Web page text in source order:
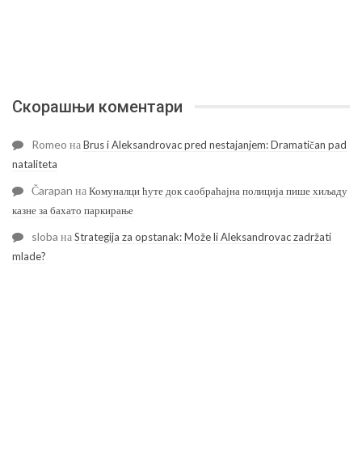
Скорашњи коментари
Romeo наBrus i Aleksandrovac pred nestajanjem: Dramatičan pad
nataliteta
Čarapan наКомуналци ћуте док саобраћајна полиција пише хиљаду
казне за бахато паркирање
sloba наStrategija za opstanak: Može li Aleksandrovac zadržati
mlade?